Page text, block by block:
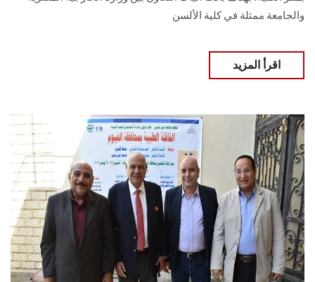
والجامعة ممثلة في كلية الألسن
اقرأ المزيد